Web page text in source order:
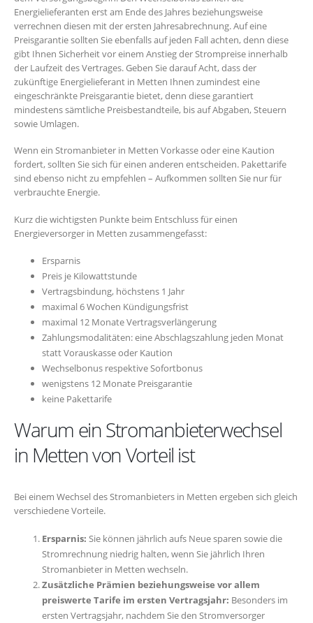
Energielieferanten erst am Ende des Jahres beziehungsweise
verrechnen diesen mit der ersten Jahresabrechnung. Auf eine
Preisgarantie sollten Sie ebenfalls auf jeden Fall achten, denn diese
gibt Ihnen Sicherheit vor einem Anstieg der Strompreise innerhalb
der Laufzeit des Vertrages. Geben Sie darauf Acht, dass der
zukünftige Energielieferant in Metten Ihnen zumindest eine
eingeschränkte Preisgarantie bietet, denn diese garantiert
mindestens sämtliche Preisbestandteile, bis auf Abgaben, Steuern
sowie Umlagen.
Wenn ein Stromanbieter in Metten Vorkasse oder eine Kaution
fordert, sollten Sie sich für einen anderen entscheiden. Pakettarife
sind ebenso nicht zu empfehlen – Aufkommen sollten Sie nur für
verbrauchte Energie.
Kurz die wichtigsten Punkte beim Entschluss für einen
Energieversorger in Metten zusammengefasst:
Ersparnis
Preis je Kilowattstunde
Vertragsbindung, höchstens 1 Jahr
maximal 6 Wochen Kündigungsfrist
maximal 12 Monate Vertragsverlängerung
Zahlungsmodalitäten: eine Abschlagszahlung jeden Monat
statt Vorauskasse oder Kaution
Wechselbonus respektive Sofortbonus
wenigstens 12 Monate Preisgarantie
keine Pakettarife
Warum ein Stromanbieterwechsel
in Metten von Vorteil ist
Bei einem Wechsel des Stromanbieters in Metten ergeben sich gleich
verschiedene Vorteile.
Ersparnis: Sie können jährlich aufs Neue sparen sowie die
Stromrechnung niedrig halten, wenn Sie jährlich Ihren
Stromanbieter in Metten wechseln.
Zusätzliche Prämien beziehungsweise vor allem
preiswerte Tarife im ersten Vertragsjahr: Besonders im
ersten Vertragsjahr, nachdem Sie den Stromversorger